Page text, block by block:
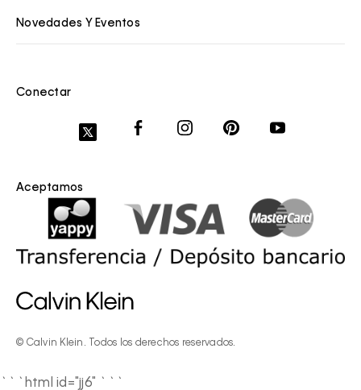
Novedades Y Eventos
Conectar
Aceptamos
© Calvin Klein. Todos los derechos reservados.
```html id="jj6"